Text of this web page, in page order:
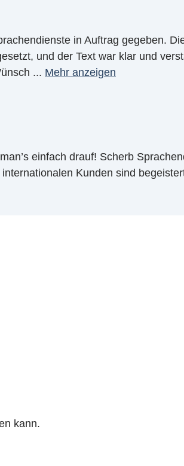
in Auftrag gegeben.
und der Text war klar und
... Mehr anzeigen
einfach drauf! Scherb
Kunden sind
kann.